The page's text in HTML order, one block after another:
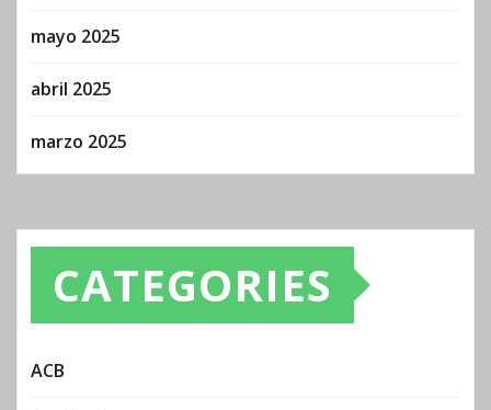
mayo 2025
abril 2025
marzo 2025
CATEGORIES
ACB